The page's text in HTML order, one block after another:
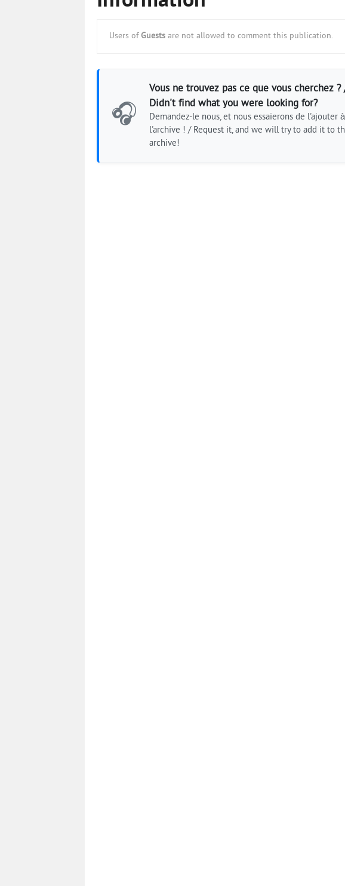
Users of Guests are not allowed to comment this publication.
🎧
Vous ne trouvez pas ce que vous cherchez ?
Didn't find what you were looking for?
Demandez-le nous, et nous essaierons de l'ajouter à
l'archive ! / Request it, and we will try to add it to
archive!